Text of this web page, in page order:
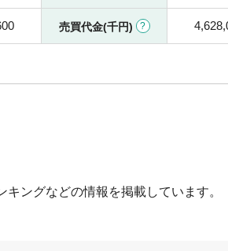
売買代金(千円)
ングなどの情報を掲載しています。